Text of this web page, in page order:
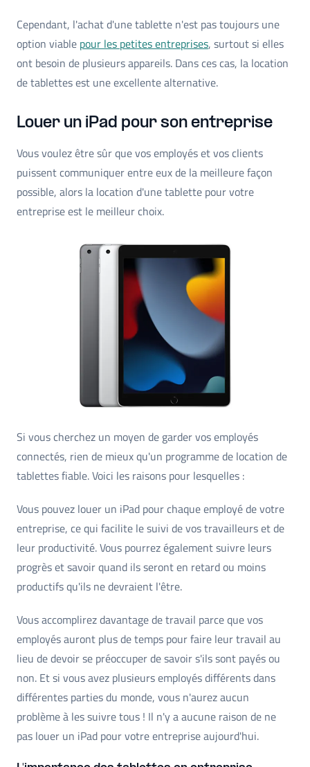
Cependant, l'achat d'une tablette n'est pas toujours une
option viable pour les petites entreprises, surtout si elles
ont besoin de plusieurs appareils. Dans ces cas, la location
de tablettes est une excellente alternative.
Louer un iPad pour son entreprise
Vous voulez être sûr que vos employés et vos clients
puissent communiquer entre eux de la meilleure façon
possible, alors la location d'une tablette pour votre
entreprise est le meilleur choix.
Si vous cherchez un moyen de garder vos employés
connectés, rien de mieux qu'un programme de location de
tablettes fiable. Voici les raisons pour lesquelles :
Vous pouvez louer un iPad pour chaque employé de votre
entreprise, ce qui facilite le suivi de vos travailleurs et de
leur productivité. Vous pourrez également suivre leurs
progrès et savoir quand ils seront en retard ou moins
productifs qu'ils ne devraient l'être.
Vous accomplirez davantage de travail parce que vos
employés auront plus de temps pour faire leur travail au
lieu de devoir se préoccuper de savoir s'ils sont payés ou
non. Et si vous avez plusieurs employés différents dans
différentes parties du monde, vous n'aurez aucun
problème à les suivre tous ! Il n'y a aucune raison de ne
pas louer un iPad pour votre entreprise aujourd'hui.